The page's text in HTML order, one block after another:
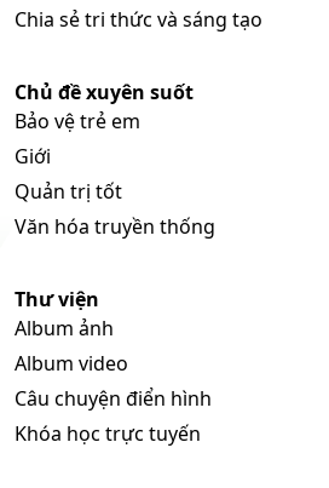
Chia sẻ tri thức và sáng tạo
Chủ đề xuyên suốt
Bảo vệ trẻ em
Giới
Quản trị tốt
Văn hóa truyền thống
Thư viện
Album ảnh
Album video
Câu chuyện điển hình
Khóa học trực tuyến